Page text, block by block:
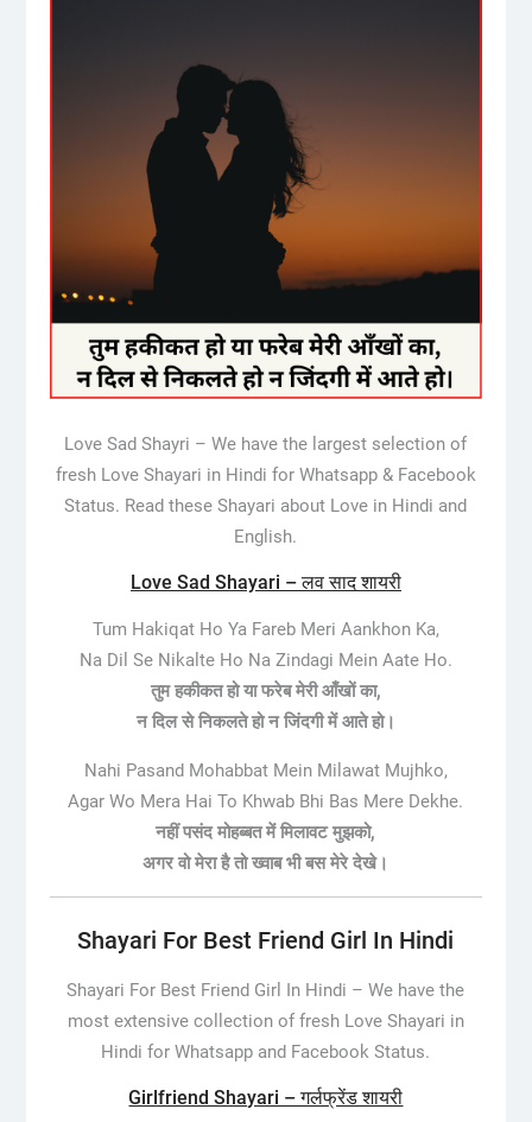
Love Sad Shayri – We have the largest selection of
fresh Love Shayari in Hindi for Whatsapp & Facebook
Status. Read these Shayari about Love in Hindi and
English.
Love Sad Shayari – लव साद शायरी
Tum Hakiqat Ho Ya Fareb Meri Aankhon Ka,
Na Dil Se Nikalte Ho Na Zindagi Mein Aate Ho.
तुम हकीकत हो या फरेब मेरी आँखों का,
न दिल से निकलते हो न जिंदगी में आते हो।
Nahi Pasand Mohabbat Mein Milawat Mujhko,
Agar Wo Mera Hai To Khwab Bhi Bas Mere Dekhe.
नहीं पसंद मोहब्बत में मिलावट मुझको,
अगर वो मेरा है तो ख्वाब भी बस मेरे देखे।
Shayari For Best Friend Girl In Hindi
Shayari For Best Friend Girl In Hindi –We have the
most extensive collection of fresh Love Shayari in
Hindi for Whatsapp and Facebook Status.
Girlfriend Shayari – गर्लफ्रेंड शायरी